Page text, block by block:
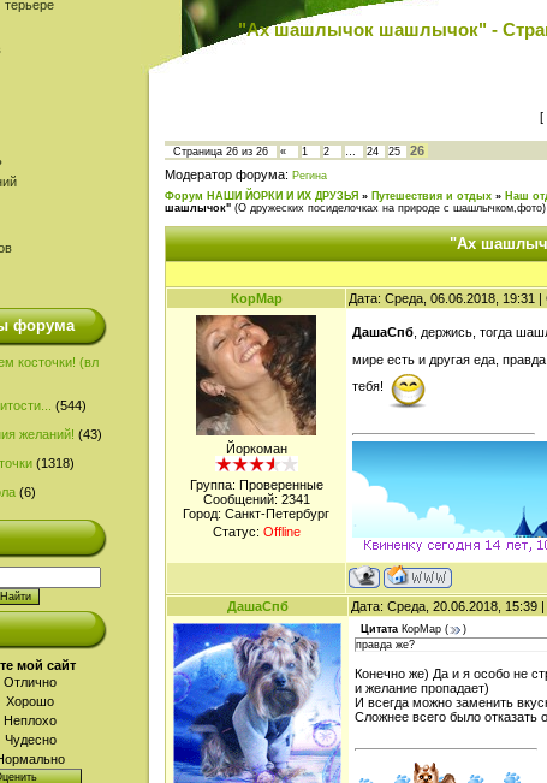
форума
косточки! (вл
(544)
желаний! (43)
(1318)
(6)
мой сайт
Отлично
Хорошо
Неплохо
Чудесно
"Ах шашлычок шашлычок" -
[
Страница 26 из 26 « 1 2 … 24 25
26
Модератор форума: Регина
Форум НАШИ ЙОРКИ И ИХ ДРУЗЬЯ » Путешествия и отдых » Наш
шашлычок" (О дружеских посиделочках на природе с шашлычком,фото)
"Ах
КорМар Дата: Среда, 06.06.2018, 19:31
Йоркоман
Группа: Проверенные
Сообщений: 2341
Город: Санкт-Петербург
Статус: Offline
ДашаСпб , держись, тогда
мире есть и другая еда,
тебя!
ДашаСпб Дата: Среда, 20.06.2018, 15:39
Цитата КорМар (
)
правда же?
Конечно же) Да и я особо не
и желание пропадает)
И всегда можно заменить
Сложнее всего было